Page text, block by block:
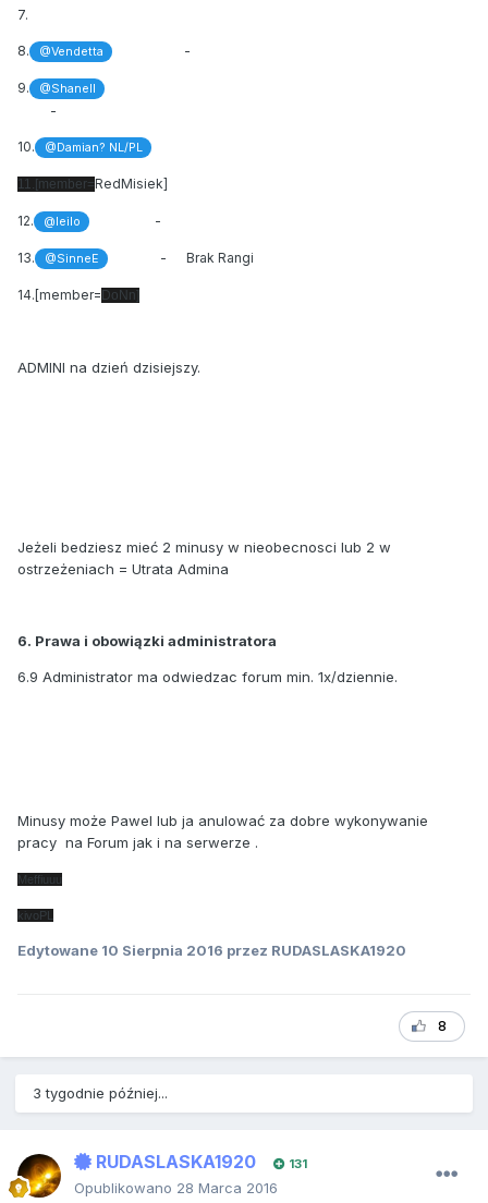
7.
8. @Vendetta -
9. @Shanell
-
10. @Damian? NL/PL
11.[member=RedMisiek]
12. @leilo -
13. @SinneE - Brak Rangi
14.[member= DoNn]
ADMINI na dzień dzisiejszy.
Jeżeli bedziesz mieć 2 minusy w nieobecnosci lub 2 w
ostrzeżeniach = Utrata Admina
6. Prawa i obowiązki administratora
6.9 Administrator ma odwiedzac forum min. 1x/dziennie.
Minusy może Pawel lub ja anulować za dobre wykonywanie
pracy na Forum jak i na serwerze .
Meffiuuu
kivoPL
Edytowane 10 Sierpnia 2016 przez RUDASLASKA1920
8
3 tygodnie później...
RUDASLASKA1920 131
Opublikowano 28 Marca 2016